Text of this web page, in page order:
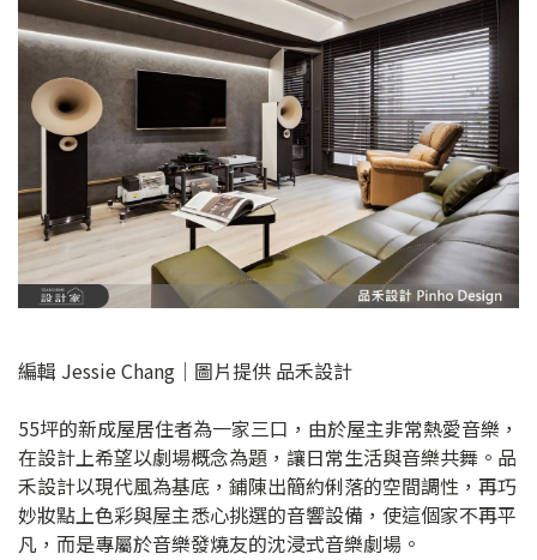
編輯 Jessie Chang｜圖片提供 品禾設計
55坪的新成屋居住者為一家三口，由於屋主非常熱愛音樂，
在設計上希望以劇場概念為題，讓日常生活與音樂共舞。品
禾設計以現代風為基底，鋪陳出簡約俐落的空間調性，再巧
妙妝點上色彩與屋主悉心挑選的音響設備，使這個家不再平
凡，而是專屬於音樂發燒友的沈浸式音樂劇場。